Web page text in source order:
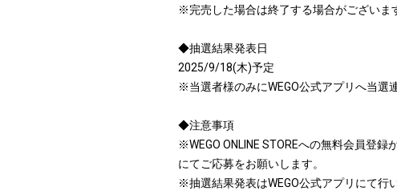
※完売した場合は終了する場合がございま
◆抽選結果発表日
2025/9/18(木)予定
※当選者様のみにWEGO公式アプリへ当選
◆注意事項
※WEGO ONLINE STOREへの無料会員登
にてご応募をお願いします。
※抽選結果発表はWEGO公式アプリにて行